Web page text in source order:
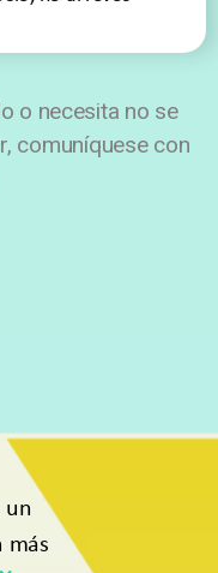
o necesita no se
comuníquese con
un
más